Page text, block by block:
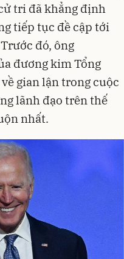
tri đã khẳng định
tiếp tục đề cập tới
đó, ông
đương kim Tổng
gian lận trong cuộc
lãnh đạo trên thế
nhất.